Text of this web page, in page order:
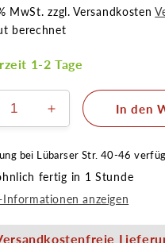
MwSt. zzgl. Versandkosten
berechnet
1-2 Tage
Erhöhe
die
Menge
Latexmilch
hautfarben,
250ml
In den
bei Lübarser Str. 40-46
fertig in 1 Stunde
Informationen anzeigen